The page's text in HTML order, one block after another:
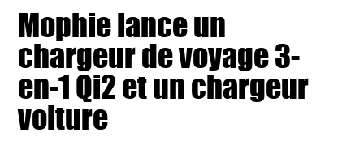
Mophie lance un
chargeur de voyage 3-
en-1 Qi2 et un chargeur
voiture